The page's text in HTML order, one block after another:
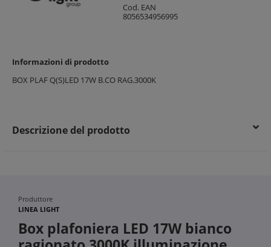
Cod. EAN
8056534956995
Informazioni di prodotto
BOX PLAF Q(S)LED 17W B.CO RAG.3000K
Descrizione del prodotto
Produttore
LINEA LIGHT
Box plafoniera LED 17W bianco